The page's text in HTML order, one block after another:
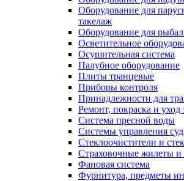
Оборудование для
такелаж
Оборудование для
Осветительное
Осушительная система
Палубное оборудование
Плиты транцевые
Приборы контроля
Принадлежности для
Ремонт, покраска и уход
Система пресной воды
Системы управления
Стеклоочистители и
Страховочные жилеты и
Фановая система
Фурнитура, предметы